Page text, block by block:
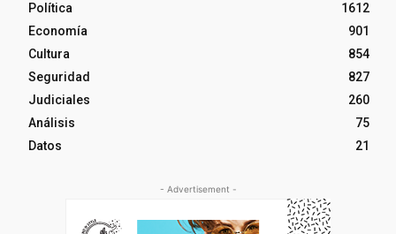
Política
1612
Economía
901
Cultura
854
Seguridad
827
Judiciales
260
Análisis
75
Datos
21
- Advertisement -